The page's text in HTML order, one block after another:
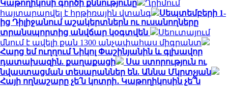
Կաթողիկոսի գործի քննությունը
Ղրիմում
հայտարարվել է հրթիռային վտանգ
Սեպտեմբերի 1-
ից Դիլիջանում աշակերտներն ու ուսանողները
տրանսպորտից անվճար կօգտվեն
Սեուտայում
մնում է ավելի քան 1300 անչափահաս միգրանտ
Հարց եմ ուղղում Նիկոլ Փաշինյանին և գլխավոր
դատախազին. քաղաքացի
Սա ստորություն ու
նվաստացման տեսարաններ են. Աննա Մկրտչյան
Հայի ողնաշարը չե՛ն կոտրի․ Կաթողիկոսին չե՞ն